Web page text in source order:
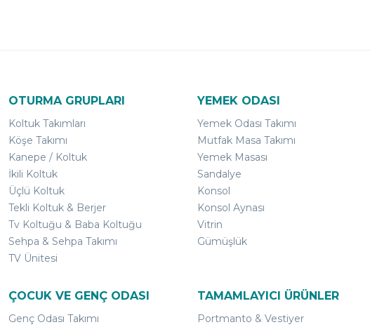
OTURMA GRUPLARI
Koltuk Takımları
Köşe Takımı
Kanepe / Koltuk
İkili Koltuk
Üçlü Koltuk
Tekli Koltuk & Berjer
Tv Koltuğu & Baba Koltuğu
Sehpa & Sehpa Takımı
TV Ünitesi
YEMEK ODASI
Yemek Odası Takımı
Mutfak Masa Takımı
Yemek Masası
Sandalye
Konsol
Konsol Aynası
Vitrin
Gümüşlük
ÇOCUK VE GENÇ ODASI
Genç Odası Takımı
TAMAMLAYICI ÜRÜNLER
Portmanto & Vestiyer